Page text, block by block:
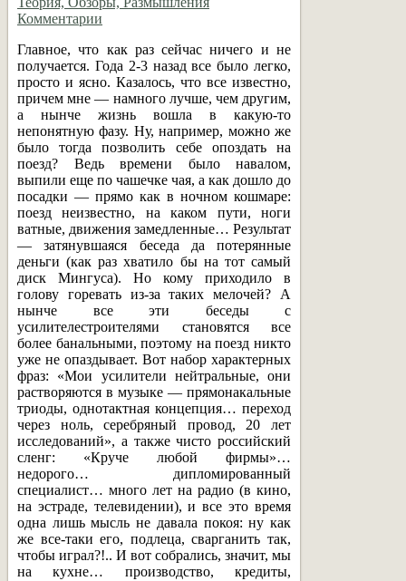
Комментарии
Главное, что как раз сейчас ничего и не
получается. Года 2-3 назад все было легко,
просто и ясно. Казалось, что все известно,
причем мне — намного лучше, чем другим,
а нынче жизнь вошла в какую-то
непонятную фазу. Ну, например, можно же
было тогда позволить себе опоздать на
поезд? Ведь времени было навалом,
выпили еще по чашечке чая, а как дошло до
посадки — прямо как в ночном кошмаре:
поезд неизвестно, на каком пути, ноги
ватные, движения замедленные… Результат
— затянувшаяся беседа да потерянные
деньги (как раз хватило бы на тот самый
диск Мингуса). Но кому приходило в
голову горевать из-за таких мелочей? А
нынче все эти беседы с
усилителестроителями становятся все
более банальными, поэтому на поезд никто
уже не опаздывает. Вот набор характерных
фраз: «Мои усилители нейтральные, они
растворяются в музыке — прямонакальные
триоды, однотактная концепция… переход
через ноль, серебряный провод, 20 лет
исследований», а также чисто российский
сленг: «Круче любой фирмы»…
недорого… дипломированный
специалист… много лет на радио (в кино,
на эстраде, телевидении), и все это время
одна лишь мысль не давала покоя: ну как
же все-таки его, подлеца, сварганить так,
чтобы играл?!.. И вот собрались, значит, мы
на кухне… производство, кредиты,